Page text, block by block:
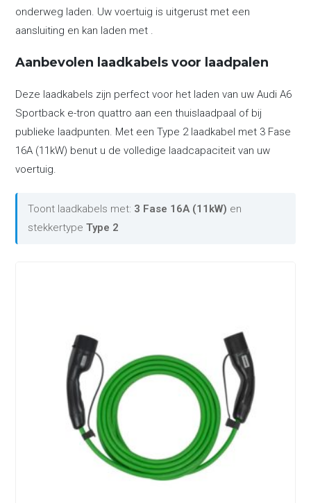
onderweg laden. Uw voertuig is uitgerust met een
aansluiting en kan laden met .
Aanbevolen laadkabels voor laadpalen
Deze laadkabels zijn perfect voor het laden van uw Audi A6
Sportback e-tron quattro aan een thuislaadpaal of bij
publieke laadpunten. Met een Type 2 laadkabel met 3 Fase
16A (11kW) benut u de volledige laadcapaciteit van uw
voertuig.
Toont laadkabels met: 3 Fase 16A (11kW) en
stekkertypeType 2